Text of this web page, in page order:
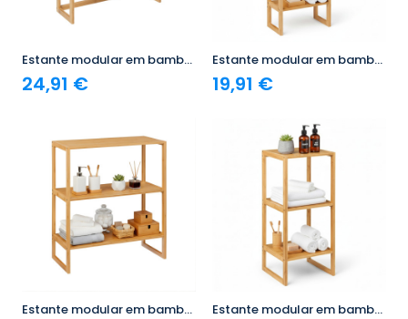
Estante modular em bambu com 2 níveis Canoply 60 x 57 x 20 cm 7house
24,91 €
Estante modular em bambu com 3 níveis Canoply 84 x 35 x 20 cm 7house
19,91 €
Estante modular em bambu com 3 níveis Canoply 84x69.5x33.5cm 7house Estante modular em bambu com 3 níveis Canoply 84x35.1x33.5cm 7house